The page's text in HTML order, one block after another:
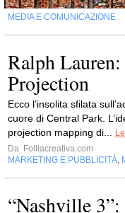
MEDIA E COMUNICAZIONE
Ralph
Projection
Ecco l’insolita sfilata
cuore di Central Park.
projection mapping di...
Da Folliacreativa.com
MARKETING E PUBBLICITÀ
“Nashville